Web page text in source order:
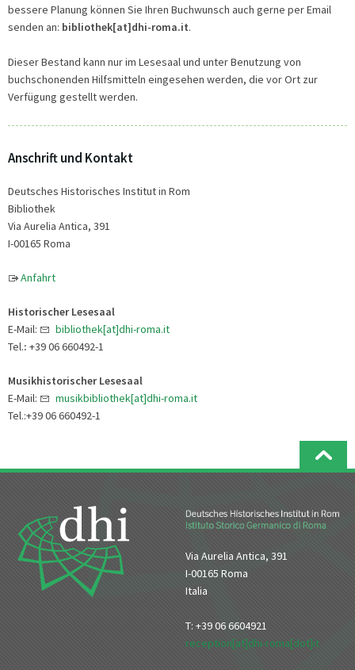
bessere Planung können Sie Ihren Buchwunsch auch gerne per Email
senden an: bibliothek[at]dhi-roma.it.
Dieser Bestand kann nur im Lesesaal und unter Benutzung von
buchschonenden Hilfsmitteln eingesehen werden, die vor Ort zur
Verfügung gestellt werden.
Anschrift und Kontakt
Deutsches Historisches Institut in Rom
Bibliothek
Via Aurelia Antica, 391
I-00165 Roma
Anfahrt
Historischer Lesesaal
E-Mail:
bibliothek[at]dhi-roma.it
Tel.: +39 06 660492-1
Musikhistorischer Lesesaal
E-Mail:
musikbibliothek[at]dhi-roma.it
Tel.:+39 06 660492-1
Via Aurelia Antica, 391
I-00165 Roma
Italia
T: +39 06 6604921
reception[at]dhi-roma[dot]it